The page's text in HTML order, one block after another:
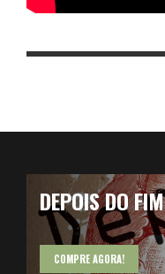
DEPOIS DO FIM
COMPRE AGORA!